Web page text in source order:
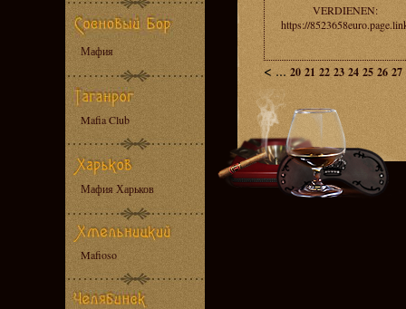
Мафия
Mafia Club
Мафия Харьков
Mafioso
VERDIENEN:
https://
< ...20 21 22 23 24 25 26 27